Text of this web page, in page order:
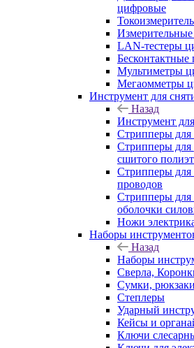
цифровые
LAN-тестеры
Мультиметры
Мегаомметры
Инструмент для
Назад
Инструмент
Стрипперы для
Стрипперы для
сшитого
Cтрипперы для
проводов
Стрипперы для
оболочки
Ножи
Наборы
Назад
Наборы
Сверла,
Сумки,
Степлеры
Ударный
Кейсы и
Ключи